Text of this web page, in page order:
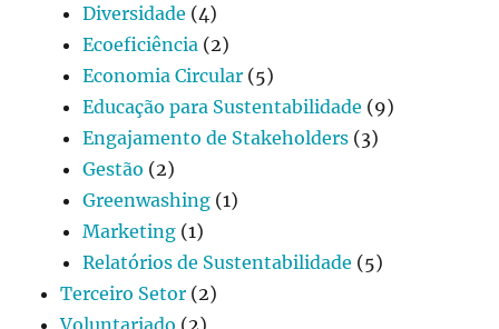
Diversidade (4)
Ecoeficiência (2)
Economia Circular (5)
Educação para Sustentabilidade (9)
Engajamento de Stakeholders (3)
Gestão (2)
Greenwashing (1)
Marketing (1)
Relatórios de Sustentabilidade (5)
Terceiro Setor (2)
Voluntariado (2)